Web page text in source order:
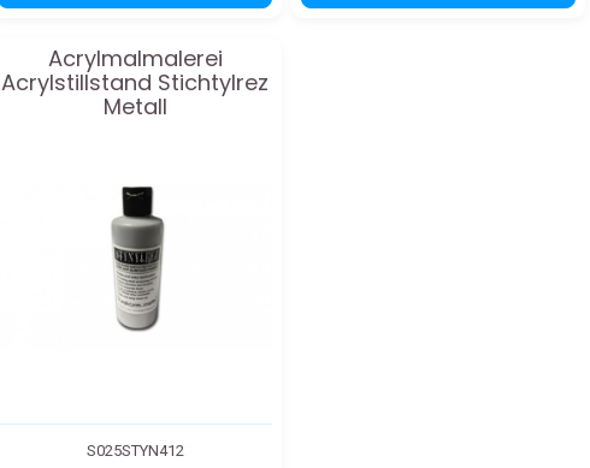
Acrylmalmalerei
Acrylstillstand Stichtylrez
Metall
S025STYN412